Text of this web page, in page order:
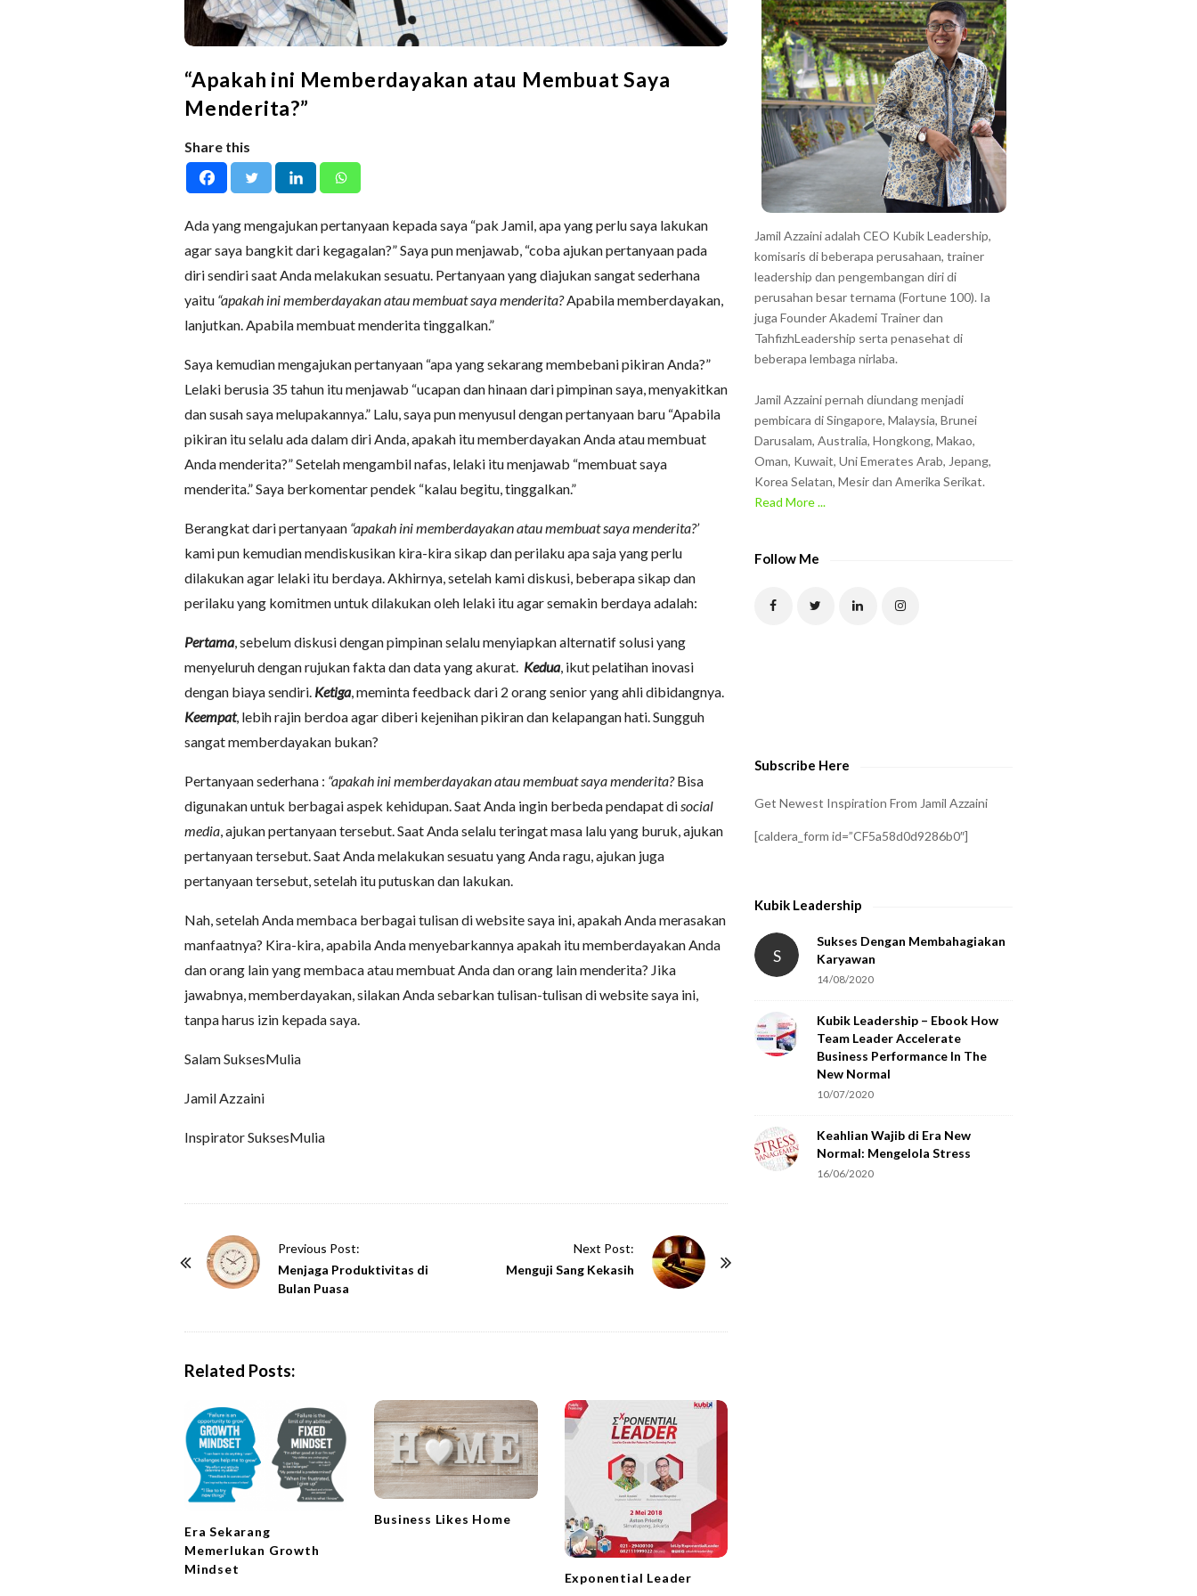
“Apakah ini Memberdayakan atau Membuat Saya
Menderita?”
Share this
Ada yang mengajukan pertanyaan kepada saya “pak Jamil, apa yang perlu saya lakukan
agar saya bangkit dari kegagalan?” Saya pun menjawab, “coba ajukan pertanyaan pada
diri sendiri saat Anda melakukan sesuatu. Pertanyaan yang diajukan sangat sederhana
yaitu “apakah ini memberdayakan atau membuat saya menderita?Apabila memberdayakan,
lanjutkan. Apabila membuat menderita tinggalkan.”
Saya kemudian mengajukan pertanyaan “apa yang sekarang membebani pikiran Anda?”
Lelaki berusia 35 tahun itu menjawab “ucapan dan hinaan dari pimpinan saya, menyakitkan
dan susah saya melupakannya.” Lalu, saya pun menyusul dengan pertanyaan baru “Apabila
pikiran itu selalu ada dalam diri Anda, apakah itu memberdayakan Anda atau membuat
Anda menderita?” Setelah mengambil nafas, lelaki itu menjawab “membuat saya
menderita.” Saya berkomentar pendek “kalau begitu, tinggalkan.”
Berangkat dari pertanyaan “apakah ini memberdayakan atau membuat saya menderita?’
kami pun kemudian mendiskusikan kira-kira sikap dan perilaku apa saja yang perlu
dilakukan agar lelaki itu berdaya. Akhirnya, setelah kami diskusi, beberapa sikap dan
perilaku yang komitmen untuk dilakukan oleh lelaki itu agar semakin berdaya adalah:
Pertama, sebelum diskusi dengan pimpinan selalu menyiapkan alternatif solusi yang
menyeluruh dengan rujukan fakta dan data yang akurat. Kedua, ikut pelatihan inovasi
dengan biaya sendiri. Ketiga, meminta feedback dari 2 orang senior yang ahli dibidangnya.
Keempat, lebih rajin berdoa agar diberi kejenihan pikiran dan kelapangan hati. Sungguh
sangat memberdayakan bukan?
Pertanyaan sederhana : “apakah ini memberdayakan atau membuat saya menderita?Bisa
digunakan untuk berbagai aspek kehidupan. Saat Anda ingin berbeda pendapat disocial
media, ajukan pertanyaan tersebut. Saat Anda selalu teringat masa lalu yang buruk, ajukan
pertanyaan tersebut. Saat Anda melakukan sesuatu yang Anda ragu, ajukan juga
pertanyaan tersebut, setelah itu putuskan dan lakukan.
Nah, setelah Anda membaca berbagai tulisan di website saya ini, apakah Anda merasakan
manfaatnya? Kira-kira, apabila Anda menyebarkannya apakah itu memberdayakan Anda
dan orang lain yang membaca atau membuat Anda dan orang lain menderita? Jika
jawabnya, memberdayakan, silakan Anda sebarkan tulisan-tulisan di website saya ini,
tanpa harus izin kepada saya.
Salam SuksesMulia
Jamil Azzaini
Inspirator SuksesMulia
Previous Post:
Menjaga Produktivitas di
Bulan Puasa
Next Post:
Menguji Sang Kekasih
Related Posts:
Era Sekarang
Memerlukan Growth
Mindset
Business Likes Home
Exponential Leader
Jamil Azzaini adalah CEO Kubik Leadership,
komisaris di beberapa perusahaan, trainer
leadership dan pengembangan diri di
perusahan besar ternama (Fortune 100). Ia
juga Founder Akademi Trainer dan
TahfizhLeadership serta penasehat di
beberapa lembaga nirlaba.
Jamil Azzaini pernah diundang menjadi
pembicara di Singapore, Malaysia, Brunei
Darusalam, Australia, Hongkong, Makao,
Oman, Kuwait, Uni Emerates Arab, Jepang,
Korea Selatan, Mesir dan Amerika Serikat.
Read More ...
Follow Me
Subscribe Here
Get Newest Inspiration From Jamil Azzaini
[caldera_form id=”CF5a58d0d9286b0″]
Kubik Leadership
S
Sukses Dengan Membahagiakan
Karyawan
14/08/2020
Kubik Leadership – Ebook How
Team Leader Accelerate
Business Performance In The
New Normal
10/07/2020
Keahlian Wajib di Era New
Normal: Mengelola Stress
16/06/2020